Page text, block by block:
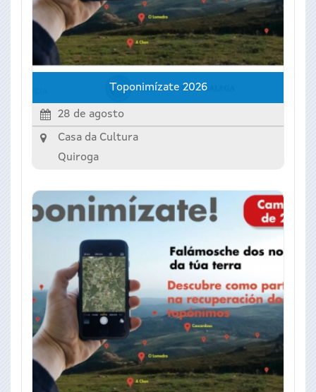
Toponimízate 2026
28 de agosto
Casa da Cultura
Quiroga